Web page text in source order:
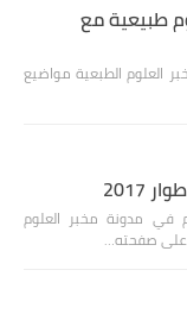
طبيعية مع
العلوم الطبعية مواضيع
في مدونة مخبر العلوم
على صفحته…